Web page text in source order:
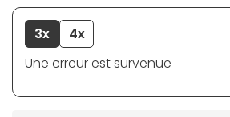
3x
4x
Une erreur est survenue